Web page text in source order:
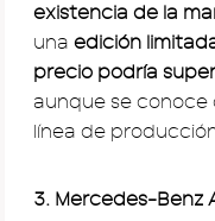
existencia de la
una edición
precio podría
aunque se conoce
línea de
3. Mercedes-Benz